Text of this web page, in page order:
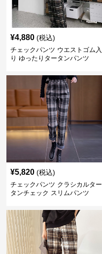
¥4,880 (税込)
チェックパンツ ウエストゴム入
り ゆったりタータンパンツ
¥5,820 (税込)
チェックパンツ クラシカルター
タンチェック スリムパンツ